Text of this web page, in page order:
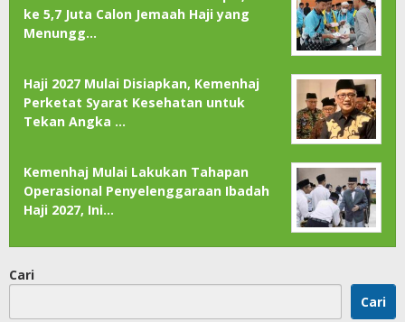
ke 5,7 Juta Calon Jemaah Haji yang
Menungg…
Haji 2027 Mulai Disiapkan, Kemenhaj
Perketat Syarat Kesehatan untuk
Tekan Angka …
Kemenhaj Mulai Lakukan Tahapan
Operasional Penyelenggaraan Ibadah
Haji 2027, Ini…
Cari
Cari